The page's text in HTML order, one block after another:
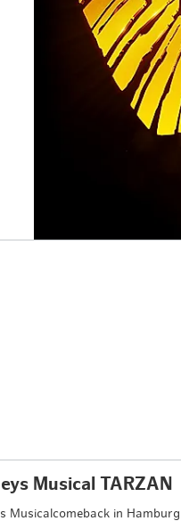
Musical TARZAN
Musicalcomeback in Hamburg